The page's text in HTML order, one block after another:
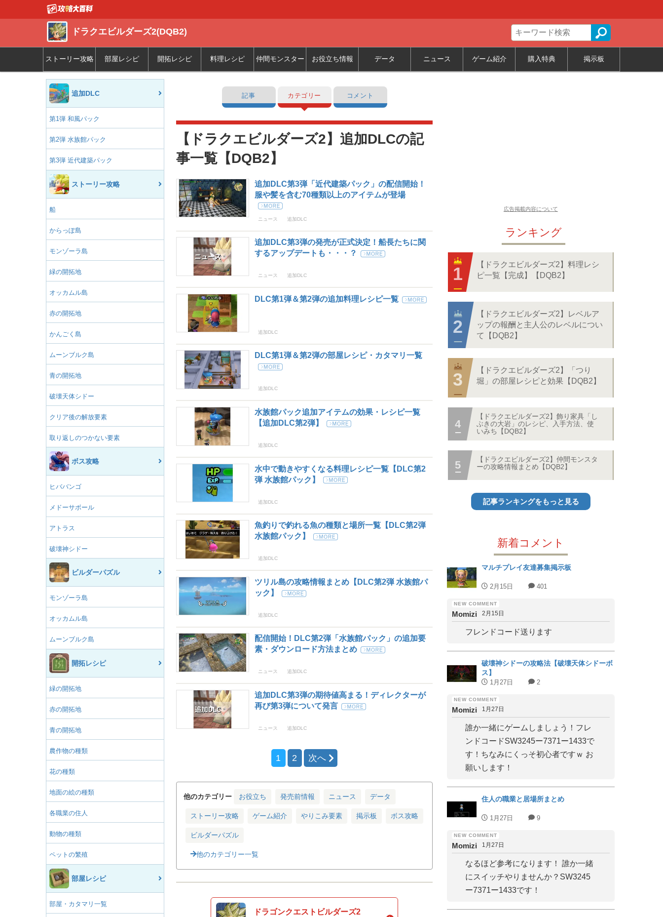
ドラクエビルダーズ2(DQB2)
ストーリー攻略 部屋レシピ 開拓レシピ 料理レシピ 仲間モンスター お役立ち情報 データ ニュース ゲーム紹介 購入特典 掲示板
追加DLC
第1弾 和風パック
第2弾 水族館パック
第3弾 近代建築パック
ストーリー攻略
船
からっぽ島
モンゾーラ島
緑の開拓地
オッカムル島
赤の開拓地
かんごく島
ムーンブルク島
青の開拓地
破壊天体シドー
クリア後の解放要素
取り返しのつかない要素
ボス攻略
ヒババンゴ
メドーサボール
アトラス
破壊神シドー
ビルダーパズル
モンゾーラ島
オッカムル島
ムーンブルク島
開拓レシピ
緑の開拓地
赤の開拓地
青の開拓地
農作物の種類
花の種類
地面の絵の種類
各職業の住人
動物の種類
ペットの繁殖
部屋レシピ
部屋・カタマリ一覧
記事 カテゴリー コメント
【ドラクエビルダーズ2】追加DLCの記
事一覧【DQB2】
追加DLC第3弾「近代建築パック」の配信開始！
服や髪を含む70種類以上のアイテムが登場
ニュース 追加DLC
追加DLC第3弾の発売が正式決定！船長たちに関
するアップデートも・・・？
ニュース 追加DLC
DLC第1弾＆第2弾の追加料理レシピ一覧
追加DLC
DLC第1弾＆第2弾の部屋レシピ・カタマリ一覧
追加DLC
水族館パック追加アイテムの効果・レシピ一覧
【追加DLC第2弾】
追加DLC
水中で動きやすくなる料理レシピ一覧【DLC第2
弾 水族館パック】
追加DLC
魚釣りで釣れる魚の種類と場所一覧【DLC第2弾
水族館パック】
追加DLC
ツリル島の攻略情報まとめ【DLC第2弾 水族館パ
ック】
追加DLC
配信開始！DLC第2弾「水族館パック」の追加要
素・ダウンロード方法まとめ
ニュース 追加DLC
追加DLC第3弾の期待値高まる！ディレクターが
再び第3弾について発言
ニュース 追加DLC
1 2 次へ
他のカテゴリー お役立ち 発売前情報 ニュース データ
ストーリー攻略 ゲーム紹介 やりこみ要素 掲示板 ボス攻略
ビルダーパズル
他のカテゴリー一覧
ドラゴンクエストビルダーズ2
広告掲載内容について
ランキング
【ドラクエビルダーズ2】料理レシ
ピ一覧【完成】【DQB2】
【ドラクエビルダーズ2】レベルア
ップの報酬と主人公のレベルについ
て【DQB2】
【ドラクエビルダーズ2】「つり
堀」の部屋レシピと効果【DQB2】
【ドラクエビルダーズ2】飾り家具「し
ぶきの大岩」のレシピ、入手方法、使
いみち【DQB2】
【ドラクエビルダーズ2】仲間モンスタ
ーの攻略情報まとめ【DQB2】
記事ランキングをもっと見る
新着コメント
マルチプレイ友達募集掲示板
2月15日 401
Momizi 2月15日
フレンドコード送ります
破壊神シドーの攻略法【破壊天体シドーボ
ス】
1月27日 2
Momizi 1月27日
誰か一緒にゲームしましょう！フレ
ンドコードSW3245ー7371ー1433で
す！ちなみにくっそ初心者ですｗ お
願いします！
住人の職業と居場所まとめ
1月27日 9
Momizi 1月27日
なるほど参考になります！ 誰か一緒
にスイッチやりませんか？SW3245
ー7371ー1433です！